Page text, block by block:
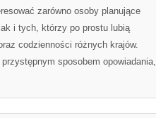
zarówno osoby planujące
i tych, którzy po prostu lubią
codzienności różnych krajów.
sposobem opowiadania,